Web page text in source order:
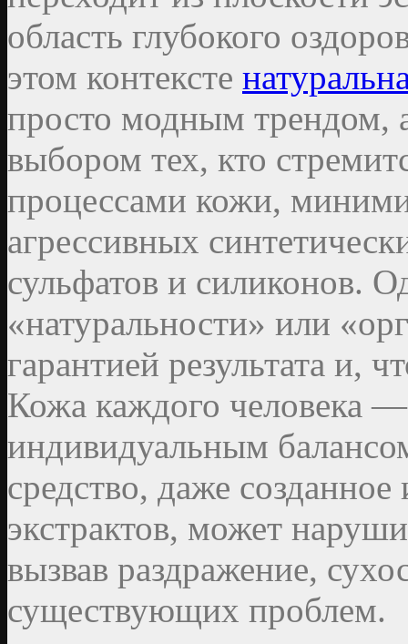
область глубокого
этом контексте
просто модным трендом,
выбором тех, кто
процессами кожи,
агрессивных
сульфатов и силиконов.
«натуральности» или
гарантией результата и,
Кожа каждого человека —
индивидуальным
средство, даже
экстрактов, может
вызвав раздражение,
существующих проблем.